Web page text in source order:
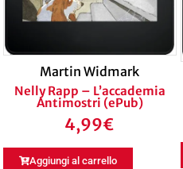
Martin Widmark
Nelly Rapp – L’accademia
Antimostri (ePub)
4,99€
Aggiungi al carrello